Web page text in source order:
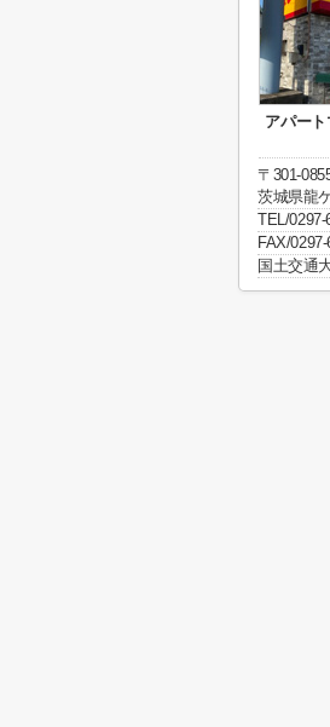
アパー
〒301-
茨城県龍
TEL/0297-
FAX/
国土交通